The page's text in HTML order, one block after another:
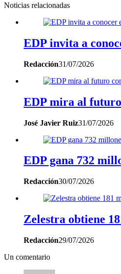
Noticias relacionadas
EDP invita a
Redacción31/07/2026
EDP mira al futuro
José Javier Ruiz31/07/2026
EDP gana 732
Redacción30/07/2026
Zelestra obtiene
Redacción29/07/2026
Un comentario